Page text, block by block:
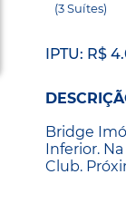
(3 Suítes)
IPTU: R$
Bridge
Inferior.
Club.